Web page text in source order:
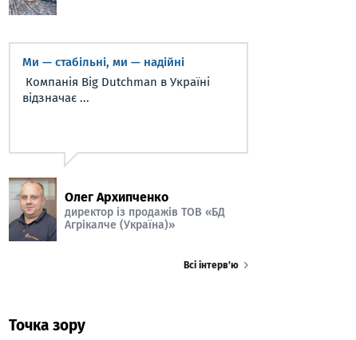
Ми — стабільні, ми — надійні
Компанія Big Dutchman в Україні
відзначає ...
Олег Архипченко
директор із продажів ТОВ «БД
Агрікалче (Україна)»
Всі інтерв’ю
Точка зору